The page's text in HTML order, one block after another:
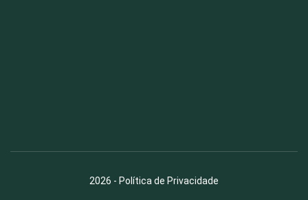
2026 - Política de Privacidade